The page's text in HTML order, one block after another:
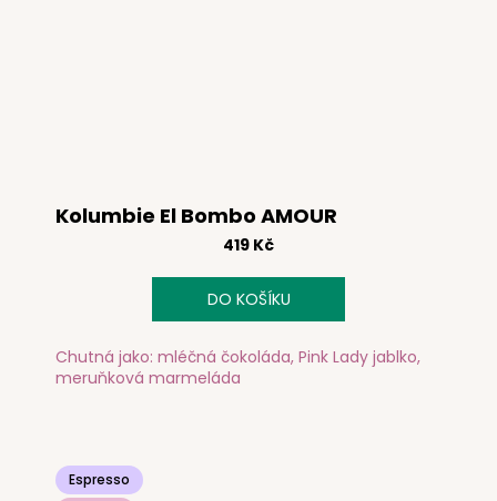
Kolumbie El Bombo AMOUR
419 Kč
DO KOŠÍKU
Chutná jako: mléčná čokoláda, Pink Lady jablko,
meruňková marmeláda
Espresso